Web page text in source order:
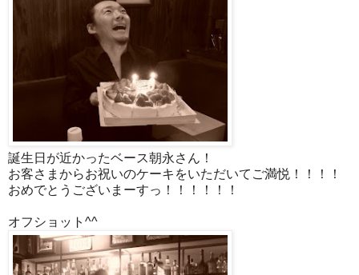
誕生日が近かったベース朝永さん！
お客さまからお祝いのケーキをいただいてご満悦！！！！
おめでとうございまーすっ！！！！！！
オフショット^^